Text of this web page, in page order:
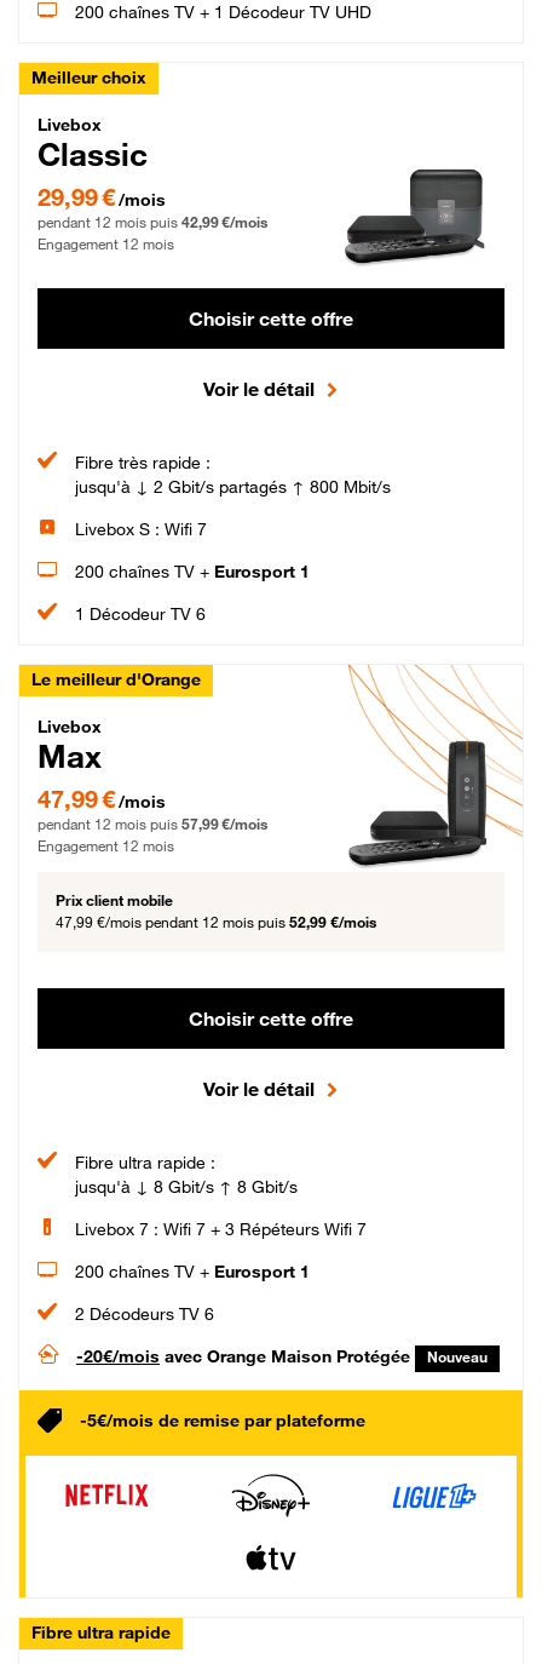
200 chaînes TV + 1 Décodeur TV UHD
Meilleur choix
Livebox Classic Fibre
Livebox
Classic
29,99 € par mois pendant 12 mois puis 42,99 € par mois, Engagement 12 mois
29,99 €/mois
pendant 12 mois puis 42,99 €/mois
Engagement 12 mois
Choisir cette offre
Voir le détail
Fibre très rapide :
jusqu'à ↓ 2 Gbit/s partagés ↑ 800 Mbit/s
Livebox S : Wifi 7
200 chaînes TV + Eurosport 1
1 Décodeur TV 6
Le meilleur d'Orange
Livebox Max Fibre
Livebox
Max
47,99 € par mois pendant 12 mois puis 57,99 € par mois, Engagement 12 mois
47,99 €/mois
pendant 12 mois puis 57,99 €/mois
Engagement 12 mois
Prix client mobile
47,99 €/mois pendant 12 mois puis 52,99 €/mois
Choisir cette offre
Voir le détail
Fibre ultra rapide :
jusqu'à ↓ 8 Gbit/s ↑ 8 Gbit/s
Livebox 7 : Wifi 7 + 3 Répéteurs Wifi 7
200 chaînes TV + Eurosport 1
2 Décodeurs TV 6
-20€/mois avec Orange Maison Protégée Nouveau
-5€/mois de remise par plateforme
Fibre ultra rapide